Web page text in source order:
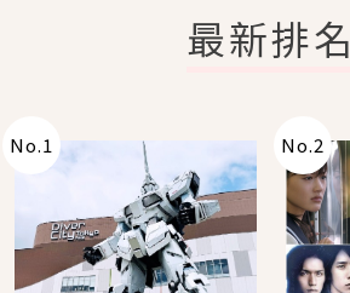
最新排名
No.1 No.2